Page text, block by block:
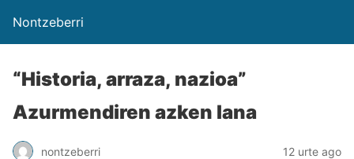
Nontzeberri
“Historia, arraza, nazioa”
Azurmendiren azken lana
nontzeberri 12 urte ago